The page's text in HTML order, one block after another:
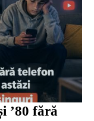
’80 fără